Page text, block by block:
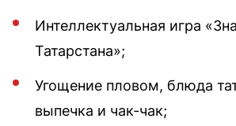
Интеллектуальная игра
Татарстана»;
Угощение пловом, блюда
выпечка и чак-чак;